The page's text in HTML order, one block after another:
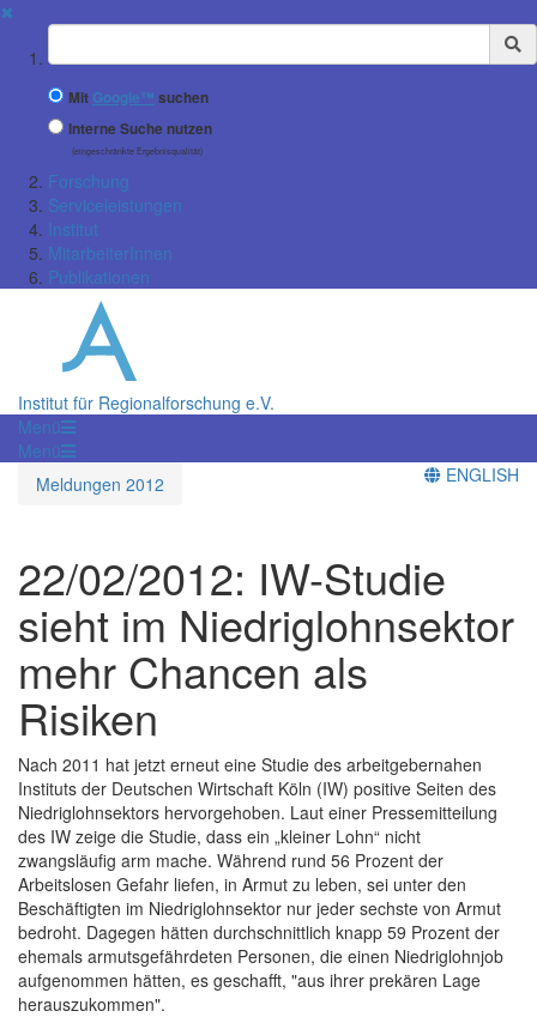
✖
Suchbegriff
Mit Google™ suchen
Interne Suche nutzen
(eingeschränkte Ergebnisqualität)
Forschung
Serviceleistungen
Institut
MitarbeiterInnen
Publikationen
Institut für Regionalforschung e.V.
Menü
Menü
Meldungen 2012
ENGLISH
22/02/2012: IW-Studie
sieht im Niedriglohnsektor
mehr Chancen als
Risiken
Nach 2011 hat jetzt erneut eine Studie des arbeitgebernahen
Instituts der Deutschen Wirtschaft Köln (IW) positive Seiten des
Niedriglohnsektors hervorgehoben. Laut einer Pressemitteilung
des IW zeige die Studie, dass ein „kleiner Lohn“ nicht
zwangsläufig arm mache. Während rund 56 Prozent der
Arbeitslosen Gefahr liefen, in Armut zu leben, sei unter den
Beschäftigten im Niedriglohnsektor nur jeder sechste von Armut
bedroht. Dagegen hätten durchschnittlich knapp 59 Prozent der
ehemals armutsgefährdeten Personen, die einen Niedriglohnjob
aufgenommen hätten, es geschafft, "aus ihrer prekären Lage
herauszukommen".